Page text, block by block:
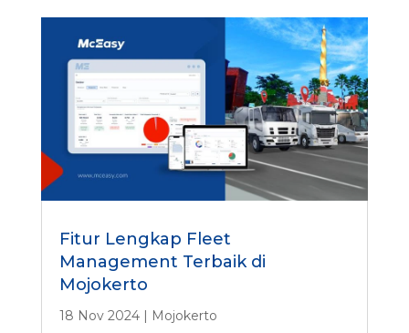
Fitur Lengkap Fleet
Management Terbaik di
Mojokerto
18 Nov 2024| Mojokerto